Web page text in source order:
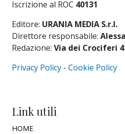
Iscrizione al ROC 40131
Editore: URANIA MEDIA S.r.l.
Direttore responsabile:
Redazione: Via dei Crociferi
Privacy Policy - Cookie Policy
Link utili
HOME